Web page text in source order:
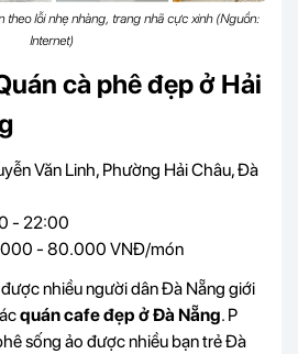
theo lỗi nhẹ nhàng, trang nhã cực xinh (Nguồn:
Internet)
cà phê đẹp ở Hải
Văn Linh, Phường Hải Châu, Đà
- 22:00
- 80.000 VNĐ/món
nhiều người dân Đà Nẵng giới
quán cafe đẹp ở Đà Nẵng. P
sống ảo được nhiều bạn trẻ Đà